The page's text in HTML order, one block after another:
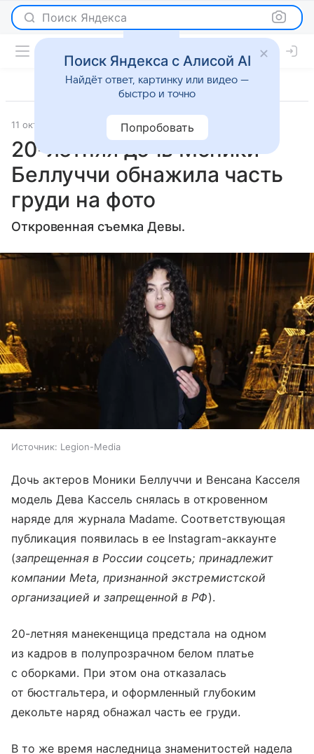
Поиск Яндекса
11 октября 2024 Lenta.Ru Светская жизнь
20-летняя дочь Моники
Беллуччи обнажила часть
груди на фото
Откровенная съемка Девы.
Источник: Legion-Media
Дочь актеров Моники Беллуччи и Венсана Касселя
модель Дева Кассель снялась в откровенном
наряде для журнала Madame. Соответствующая
публикация появилась в ее Instagram-аккаунте
(запрещенная в России соцсеть; принадлежит
компании Meta, признанной экстремистской
организацией и запрещенной в РФ).
20-летняя манекенщица предстала на одном
из кадров в полупрозрачном белом платье
с оборками. При этом она отказалась
от бюстгальтера, и оформленный глубоким
декольте наряд обнажал часть ее груди.
В то же время наследница знаменитостей надела
Поиск Яндекса с Алисой AI
Найдёт ответ, картинку или видео —
быстро и точно
Попробовать